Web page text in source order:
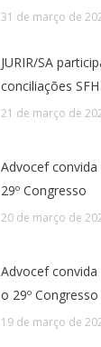
31 de março de
JURIR/SA
conciliações
21 de março de
Advocef
29º Congresso
20 de março de
Advocef convida
o 29º Congresso
19 de março de